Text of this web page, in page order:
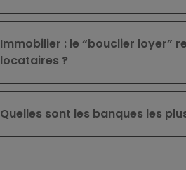
Immobilier : le “bouclier loyer”
locataires ?
Quelles sont les banques les